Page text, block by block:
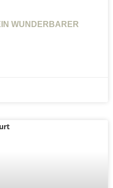
WUNDERBARER